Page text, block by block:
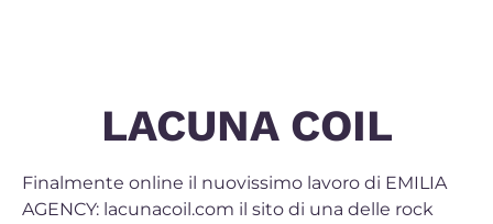
LACUNA COIL
Finalmente online il nuovissimo lavoro di EMILIA
AGENCY: lacunacoil.com il sito di una delle rock